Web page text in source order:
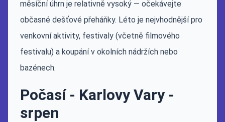
měsíční úhrn je relativně vysoký — očekávejte
občasné dešťové přeháňky. Léto je nejvhodnější pro
venkovní aktivity, festivaly (včetně filmového
festivalu) a koupání v okolních nádržích nebo
bazénech.
Počasí - Karlovy Vary -
srpen